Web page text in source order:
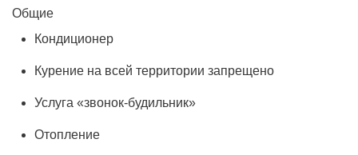
Общие
Кондиционер
Курение на всей территории запрещено
Услуга «звонок-будильник»
Отопление